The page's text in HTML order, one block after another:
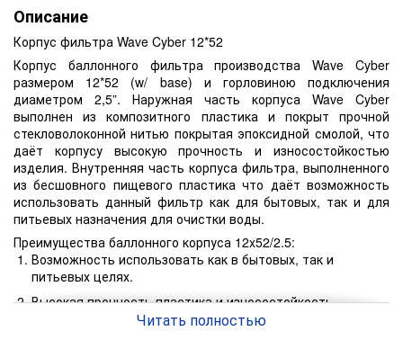
Описание
Корпус фильтра Wave Cyber 12*52
Корпус баллонного фильтра производства Wave Cyber
размером 12*52 (w/ base) и горловиною подключения
диаметром 2,5”. Наружная часть корпуса Wave Cyber
выполнен из композитного пластика и покрыт прочной
стекловолоконной нитью покрытая эпоксидной смолой, что
даёт корпусу высокую прочность и износостойкостью
изделия. Внутренняя часть корпуса фильтра, выполненного
из бесшовного пищевого пластика что даёт возможность
использовать данный фильтр как для бытовых, так и для
питьевых назначения для очистки воды.
Преимущества баллонного корпуса 12x52/2.5:
Возможность использовать как в бытовых, так и
питьевых целях.
Высокая прочность пластика и износостойкость
материала изделия.Читать полностью